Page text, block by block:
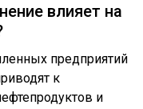
влияет на
предприятий
к
и